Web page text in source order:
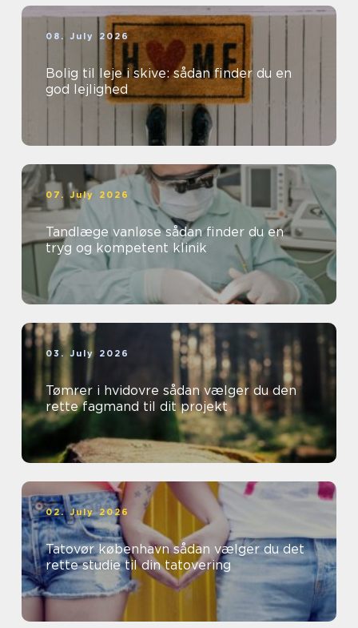
08. July 2026
Bolig til leje i skive: sådan finder du en
god lejlighed
07. July 2026
Tandlæge vanløse sådan finder du en
tryg og kompetent klinik
03. July 2026
Tømrer i hvidovre sådan vælger du den
rette fagmand til dit projekt
02. July 2026
Tatovør københavn sådan vælger du det
rette studie til din tatovering